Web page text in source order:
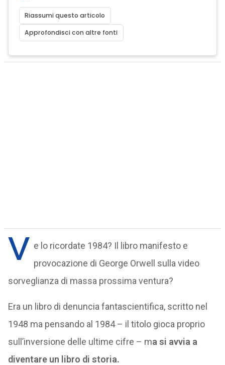
Riassumi questo articolo
Approfondisci con altre fonti
V e lo ricordate 1984? Il libro manifesto e
provocazione di George Orwell sulla video
sorveglianza di massa prossima ventura?
Era un libro di denuncia fantascientifica, scritto nel
1948 ma pensando al 1984 – il titolo gioca proprio
sull’inversione delle ultime cifre – ma si avvia a
diventare un libro di storia.